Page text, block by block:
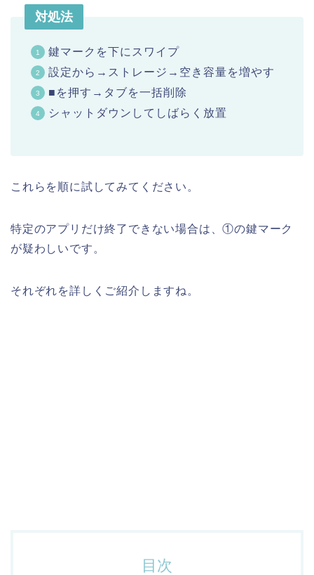
対処法
鍵マークを下にスワイプ
設定から→ストレージ→空き容量を増やす
■を押す→タブを一括削除
シャットダウンしてしばらく放置
これらを順に試してみてください。
特定のアプリだけ終了できない場合は、①の鍵マーク
が疑わしいです。
それぞれを詳しくご紹介しますね。
目次